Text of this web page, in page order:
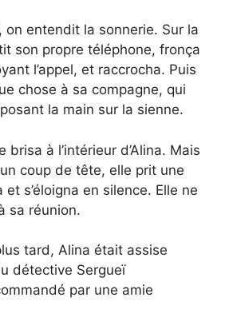
on entendit la sonnerie. Sur la
son propre téléphone, fronça
l’appel, et raccrocha. Puis
chose à sa compagne, qui
la main sur la sienne.
brisa à l’intérieur d’Alina. Mais
coup de tête, elle prit une
s’éloigna en silence. Elle ne
sa réunion.
tard, Alina était assise
détective Sergueï
par une amie